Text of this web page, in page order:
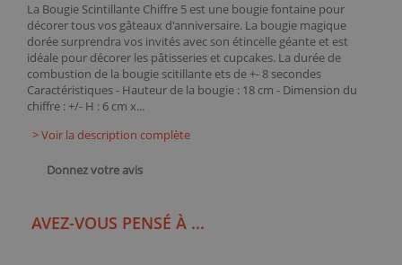
La Bougie Scintillante Chiffre 5 est une bougie fontaine pour
décorer tous vos gâteaux d'anniversaire. La bougie magique
dorée surprendra vos invités avec son étincelle géante et est
idéale pour décorer les pâtisseries et cupcakes. La durée de
combustion de la bougie scitillante ets de +- 8 secondes
Caractéristiques - Hauteur de la bougie : 18 cm - Dimension du
chiffre : +/- H : 6 cm x...
> Voir la description complète
Donnez votre avis
AVEZ-VOUS PENSÉ À ...